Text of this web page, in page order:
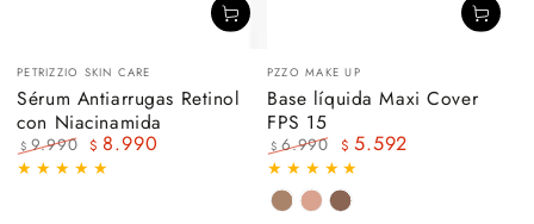
Vendedor:
PETRIZZIO SKIN CARE
Sérum Antiarrugas Retinol
con Niacinamida
Precio
$ 9.990
Precio
$ 8.990
Vendedor:
PZZO MAKE UP
Base líquida Maxi Cover
FPS 15
Precio
regular
$ 6.990
Precio
de
venta
$ 5.592
HONEY
ROSEDARK